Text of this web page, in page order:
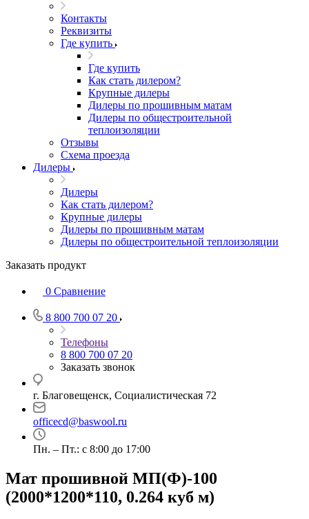
Контакты
Реквизиты
Где купить
Где купить
Как стать дилером?
Крупные дилеры
Дилеры по прошивным матам
Дилеры по общестроительной
теплоизоляции
Отзывы
Схема проезда
Дилеры
Дилеры
Как стать дилером?
Крупные дилеры
Дилеры по прошивным матам
Дилеры по общестроительной теплоизоляции
Заказать продукт
0 Сравнение
8 800 700 07 20
Телефоны
8 800 700 07 20
Заказать звонок
г. Благовещенск, Социалистическая 72
officecd@baswool.ru
Пн. – Пт.: с 8:00 до 17:00
Мат прошивной МП(Ф)-100
(2000*1200*110, 0.264 куб м)